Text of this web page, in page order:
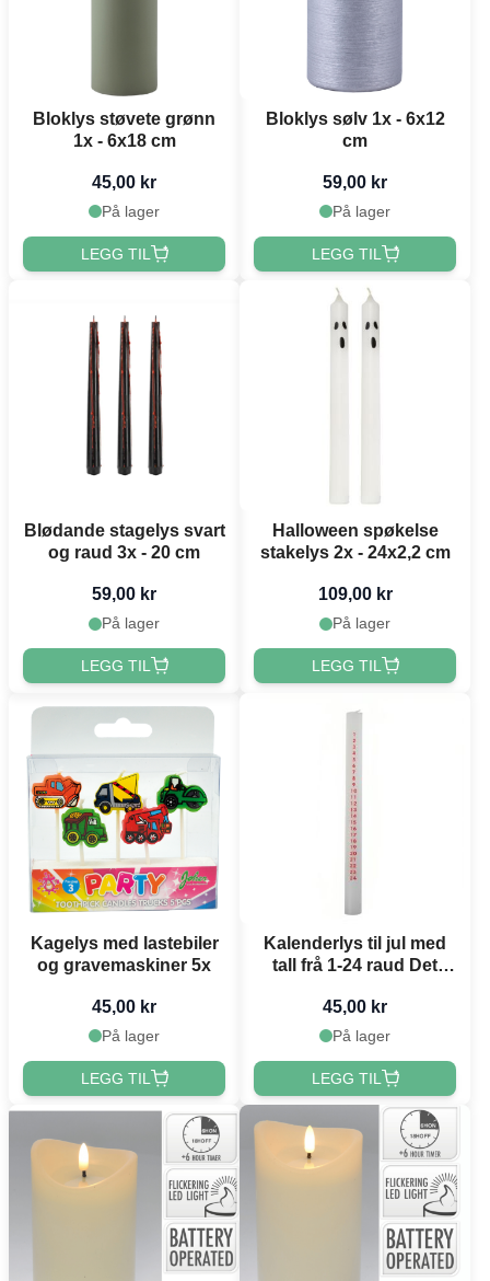
Bloklys støvete grønn
1x - 6x18 cm
45,00 kr
På lager
LEGG TIL
Bloklys sølv 1x - 6x12
cm
59,00 kr
På lager
LEGG TIL
Blødande stagelys svart
og raud 3x - 20 cm
59,00 kr
På lager
LEGG TIL
Halloween spøkelse
stakelys 2x - 24x2,2 cm
109,00 kr
På lager
LEGG TIL
Kagelys med lastebiler
og gravemaskiner 5x
45,00 kr
På lager
LEGG TIL
Kalenderlys til jul med
tall frå 1-24 raud Det
45,00 kr
På lager
LEGG TIL